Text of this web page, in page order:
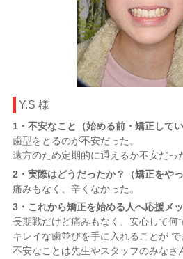
Y.S 様
1・不安なこと（始める前・矯正してい
歯型をとるのが不安だった。
遠方のため定期的に通えるか不安だっ
2・実際はどうだったか？（矯正をや
痛みもなく、辛くなかった。
3・これから矯正を始める人へ応援メ
長期戦だけど痛みもなく、安心して何
キレイな歯並びを手に入れることが で
不安なことは先生やスタッフのみなさ